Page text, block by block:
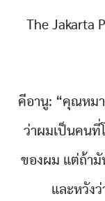
The
คีอานู: “คุณหมา
ว่าผมเป็นคนที่
ของผม แต่ถ้ามั
และหวัง